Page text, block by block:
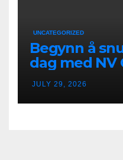
UNCATEGORIZED
Begynn å
dag med NV
JULY 29, 2026